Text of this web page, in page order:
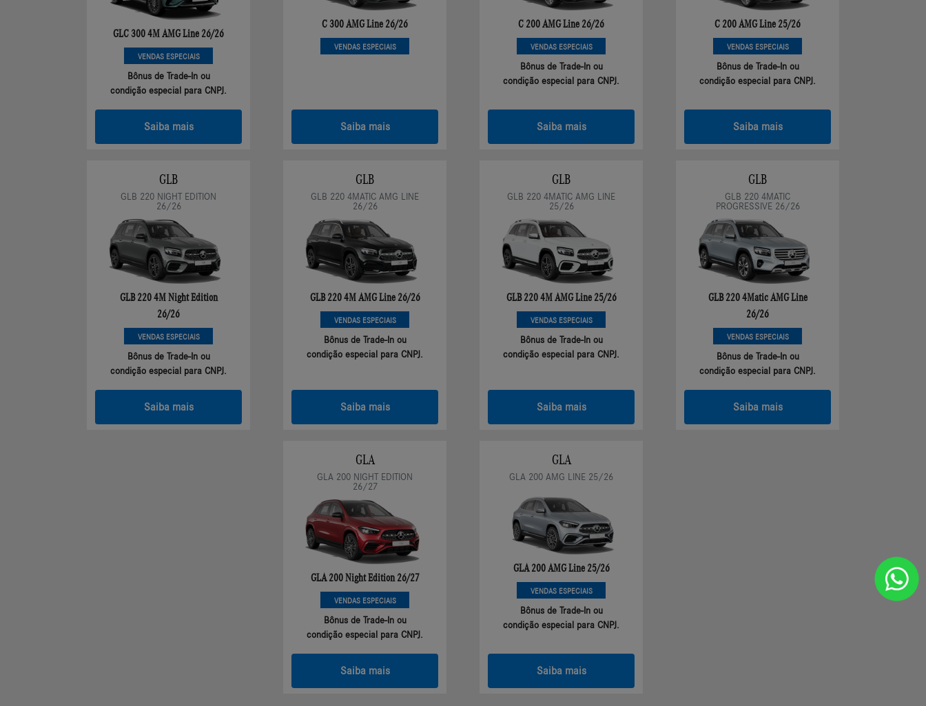
GLC 300 4M AMG Line 26/26
VENDAS ESPECIAIS
Bônus de Trade-In ou
condição especial para CNPJ.
Saiba mais
C 300 AMG Line 26/26
VENDAS ESPECIAIS
Saiba mais
C 200 AMG Line 26/26
VENDAS ESPECIAIS
Bônus de Trade-In ou
condição especial para CNPJ.
Saiba mais
C 200 AMG Line 25/26
VENDAS ESPECIAIS
Bônus de Trade-In ou
condição especial para CNPJ.
Saiba mais
GLB
GLB 220 NIGHT EDITION
26/26
GLB 220 4M Night Edition
26/26
VENDAS ESPECIAIS
Bônus de Trade-In ou
condição especial para CNPJ.
Saiba mais
GLB
GLB 220 4MATIC AMG LINE
26/26
GLB 220 4M AMG Line 26/26
VENDAS ESPECIAIS
Bônus de Trade-In ou
condição especial para CNPJ.
Saiba mais
GLB
GLB 220 4MATIC AMG LINE
25/26
GLB 220 4M AMG Line 25/26
VENDAS ESPECIAIS
Bônus de Trade-In ou
condição especial para CNPJ.
Saiba mais
GLB
GLB 220 4MATIC
PROGRESSIVE 26/26
GLB 220 4Matic AMG Line
26/26
VENDAS ESPECIAIS
Bônus de Trade-In ou
condição especial para CNPJ.
Saiba mais
GLA
GLA 200 NIGHT EDITION
26/27
GLA 200 Night Edition 26/27
VENDAS ESPECIAIS
Bônus de Trade-In ou
condição especial para CNPJ.
Saiba mais
GLA
GLA 200 AMG LINE 25/26
GLA 200 AMG Line 25/26
VENDAS ESPECIAIS
Bônus de Trade-In ou
condição especial para CNPJ.
Saiba mais